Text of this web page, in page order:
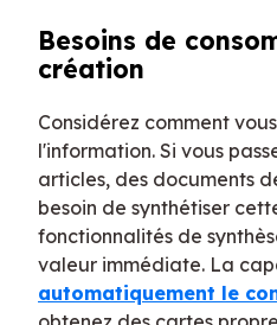
Besoins de
création
Considérez comment
l'information. Si vous
articles, des documents
besoin de synthétiser
fonctionnalités de
valeur immédiate. La
automatiquement le